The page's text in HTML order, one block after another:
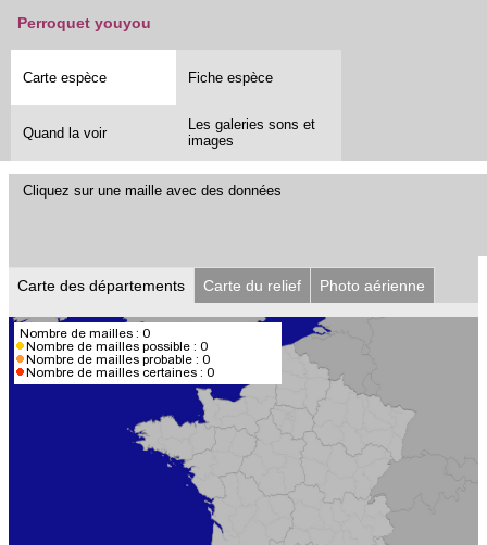
Perroquet youyou
Carte espèce Fiche espèce
Quand la voir
Les galeries sons et
images
Cliquez sur une maille avec des données
Carte des départements Carte du relief Photo aérienne